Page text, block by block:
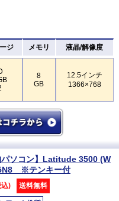
ジ メモリ 液晶/解像度
8
GB
12.5インチ
1366×768
ソコン】Latitude 3500 (W
※テンキー付
) 送料無料